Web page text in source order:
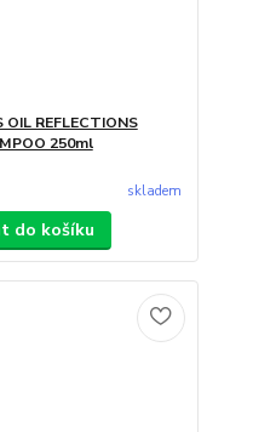
OIL REFLECTIONS
250ml
skladem
do košíku